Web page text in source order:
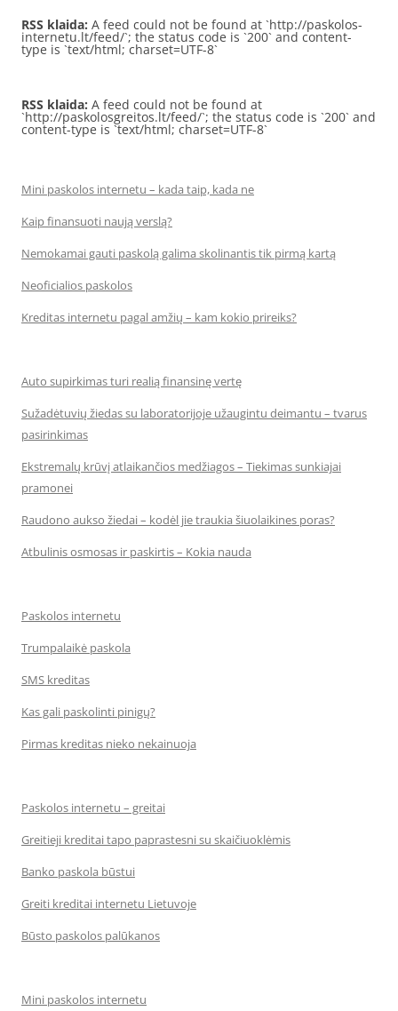
RSS klaida: A feed could not be found at `http://paskolos-
internetu.lt/feed/`; the status code is `200` and content-
type is `text/html; charset=UTF-8`
RSS klaida: A feed could not be found at
`http://paskolosgreitos.lt/feed/`; the status code is `200` and
content-type is `text/html; charset=UTF-8`
Mini paskolos internetu – kada taip, kada ne
Kaip finansuoti naują verslą?
Nemokamai gauti paskolą galima skolinantis tik pirmą kartą
Neoficialios paskolos
Kreditas internetu pagal amžių – kam kokio prireiks?
Auto supirkimas turi realią finansinę vertę
Sužadėtuvių žiedas su laboratorijoje užaugintu deimantu – tvarus
pasirinkimas
Ekstremalų krūvį atlaikančios medžiagos – Tiekimas sunkiajai
pramonei
Raudono aukso žiedai – kodėl jie traukia šiuolaikines poras?
Atbulinis osmosas ir paskirtis – Kokia nauda
Paskolos internetu
Trumpalaikė paskola
SMS kreditas
Kas gali paskolinti pinigų?
Pirmas kreditas nieko nekainuoja
Paskolos internetu – greitai
Greitieji kreditai tapo paprastesni su skaičiuoklėmis
Banko paskola būstui
Greiti kreditai internetu Lietuvoje
Būsto paskolos palūkanos
Mini paskolos internetu